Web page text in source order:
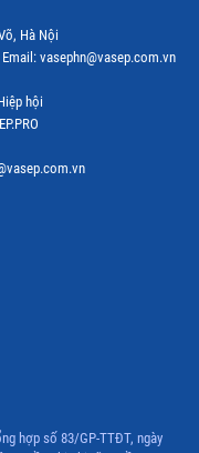
Hà Nội
vasephn@vasep.com.vn
hội
hợp số 83/GP-TTĐT, ngày